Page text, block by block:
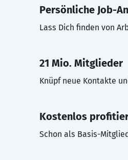
Persönliche Job-
Lass Dich finden von
21 Mio. Mitglieder
Knüpf neue Kontakte
Kostenlos
Schon als Basis-